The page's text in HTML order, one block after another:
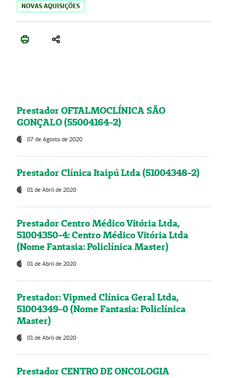
NOVAS AQUISIÇÕES
Prestador OFTALMOCLÍNICA SÃO
GONÇALO (55004164-2)
07 de Agosto de 2020
Prestador Clínica Itaipú Ltda (51004348-2)
01 de Abril de 2020
Prestador Centro Médico Vitória Ltda,
51004350-4: Centro Médico Vitória Ltda
(Nome Fantasia: Policlínica Master)
01 de Abril de 2020
Prestador: Vipmed Clínica Geral Ltda,
51004349-0 (Nome Fantasia: Policlínica
Master)
01 de Abril de 2020
Prestador CENTRO DE ONCOLOGIA